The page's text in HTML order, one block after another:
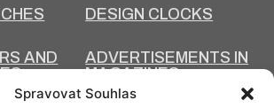
Spravovat Souhlas
DESIGN CLOCKS
AND
ADVERTISEMENTS IN
MAGAZINES